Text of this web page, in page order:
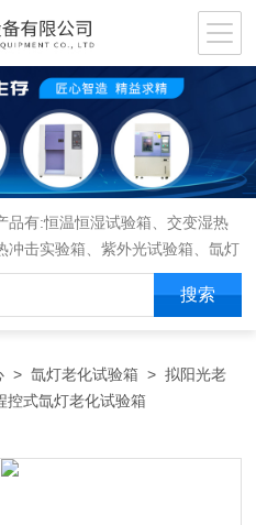
品有:恒温恒湿试验箱、交变湿热
冲击实验箱、紫外光试验箱、氙灯
验箱、淋雨试验箱、盐水喷雾试验
、蒸汽老化试验机、跌落试验机、
带耐磨擦试验机、工业烘烤箱
>氙灯老化试验箱 >拟阳光老
式氙灯老化试验箱